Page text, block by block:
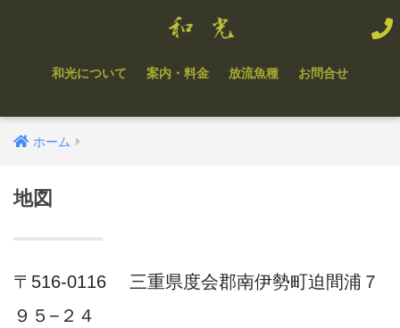
和光について 案内・料金 放流魚種 お問合せ
ホーム
地図
〒516-0116 三重県度会郡南伊勢町迫間浦７
９５−２４